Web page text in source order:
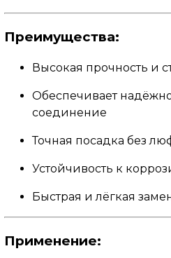
Преимущества:
Высокая прочность и
Обеспечивает
соединение
Точная посадка без
Устойчивость к
Быстрая и лёгкая
Применение: